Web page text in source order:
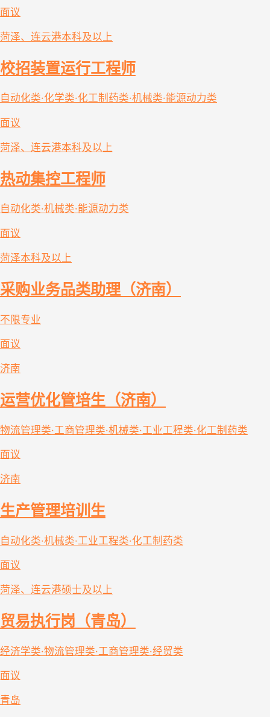
面议
菏泽、连云港本科及以上
校招装置运行工程师
自动化类·化学类·化工制药类·机械类·能源动力类
面议
菏泽、连云港本科及以上
热动集控工程师
自动化类·机械类·能源动力类
面议
菏泽本科及以上
采购业务品类助理（济南）
不限专业
面议
济南
运营优化管培生（济南）
物流管理类·工商管理类·机械类·工业工程类·化工制药类
面议
济南
生产管理培训生
自动化类·机械类·工业工程类·化工制药类
面议
菏泽、连云港硕士及以上
贸易执行岗（青岛）
经济学类·物流管理类·工商管理类·经贸类
面议
青岛